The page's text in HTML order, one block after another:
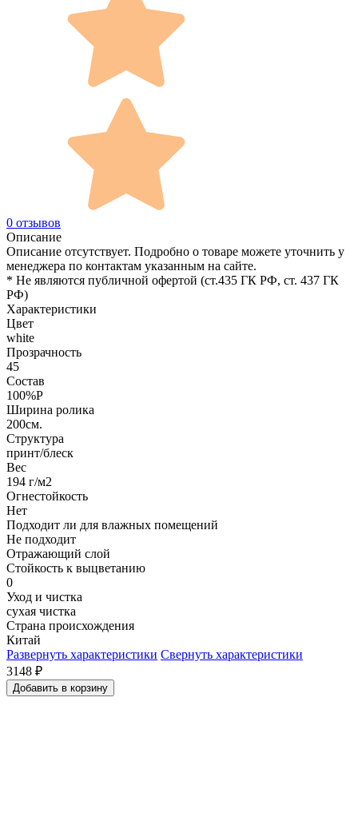
0 отзывов
Описание
Описание отсутствует. Подробно о товаре можете уточнить у
менеджера по контактам указанным на сайте.
* Не являются публичной офертой (ст.435 ГК РФ, cт. 437 ГК
РФ)
Характеристики
Цвет
white
Прозрачность
45
Состав
100%P
Ширина ролика
200см.
Структура
принт/блеск
Вес
194 г/м2
Огнестойкость
Нет
Подходит ли для влажных помещений
Не подходит
Отражающий слой
Стойкость к выцветанию
0
Уход и чистка
сухая чистка
Страна происхождения
Китай
Развернуть характеристики Свернуть характеристики
3148 ₽
Добавить в корзину